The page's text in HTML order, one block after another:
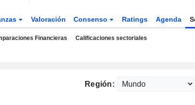
Valoración Consenso Ratings Agenda
Financieras Calificaciones sectoriales
Región: